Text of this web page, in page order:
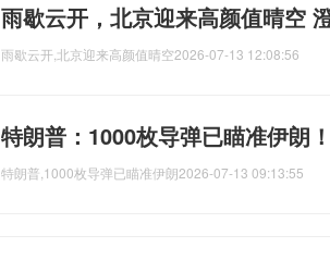
雨歇云开，北京迎来高颜值晴空
雨歇云开,北京迎来高颜值晴空2026-07-13 12:08:56
特朗普：1000枚导弹已瞄准伊朗
特朗普,1000枚导弹已瞄准伊朗2026-07-13 09:13:55